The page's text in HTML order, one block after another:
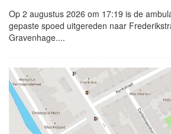
Op 2 augustus 2026 om 17:19 is de
gepaste spoed uitgereden naar
Gravenhage....